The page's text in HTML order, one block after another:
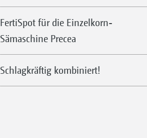
FertiSpot für die Einzelkorn-
Sämaschine Precea
Schlagkräftig kombiniert!